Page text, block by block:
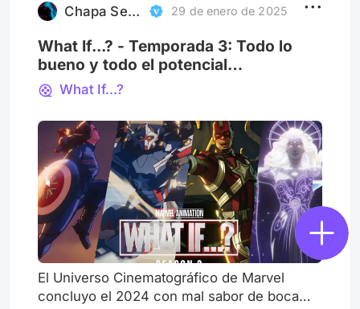
extremo, adicción digital y
Chapa Servin 29 de enero de 2025
What If...? - Temporada 3: Todo lo
bueno y todo el potencial
desperdiciado en historias vacías y
tontas
What If...?
El Universo Cinematográfico de Marvel
concluyo el 2024 con mal sabor de boca